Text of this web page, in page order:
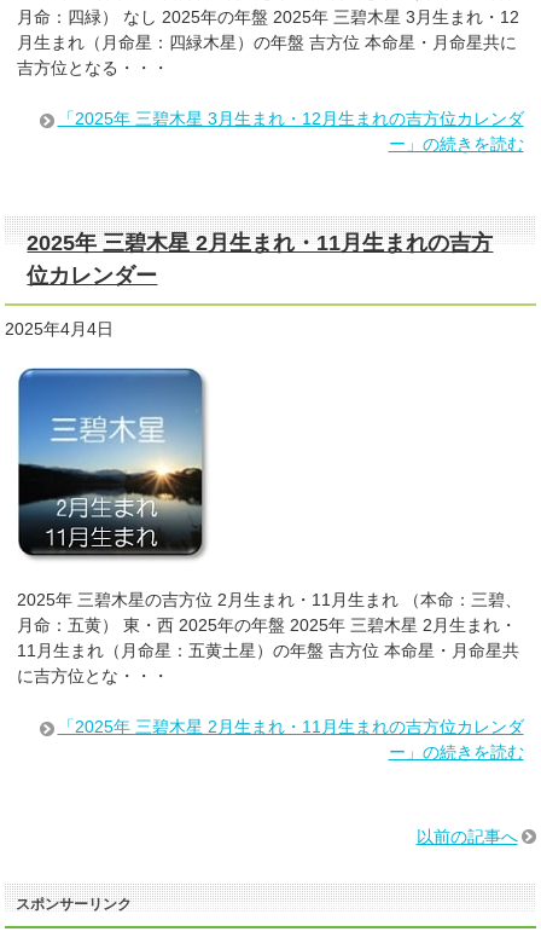
月命：四緑） なし 2025年の年盤 2025年 三碧木星 3月生まれ・12
月生まれ（月命星：四緑木星）の年盤 吉方位 本命星・月命星共に
吉方位となる・・・
「2025年 三碧木星 3月生まれ・12月生まれの吉方位カレンダ
ー」の続きを読む
2025年 三碧木星 2月生まれ・11月生まれの吉方
位カレンダー
2025年4月4日
2025年 三碧木星の吉方位 2月生まれ・11月生まれ （本命：三碧、
月命：五黄） 東・西 2025年の年盤 2025年 三碧木星 2月生まれ・
11月生まれ（月命星：五黄土星）の年盤 吉方位 本命星・月命星共
に吉方位とな・・・
「2025年 三碧木星 2月生まれ・11月生まれの吉方位カレンダ
ー」の続きを読む
以前の記事へ
スポンサーリンク